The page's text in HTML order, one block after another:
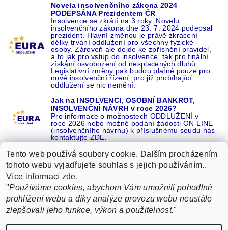
Novela insolvenčního zákona 2024
PODEPSÁNA Prezidentem ČR
Insolvence se zkrátí na 3 roky. Novelu
insolvenčního zákona dne 23. 7. 2024 podepsal
prezident. Hlavní změnou je právě zkrácení
délky trvání oddlužení pro všechny fyzické
osoby. Zároveň ale dojde ke zpřísnění pravidel,
a to jak pro vstup do insolvence, tak pro finální
získání osvobození od nesplacených dluhů.
Legislativní změny pak budou platné pouze pro
nové insolvenční řízení, pro již probíhající
oddlužení se nic nemění.
Jak na INSOLVENCI, OSOBNÍ BANKROT,
INSOLVENČNÍ NÁVRH v roce 2026?
Pro informace o možnostech ODDLUŽENÍ v
roce 2026 nebo možné podání žádosti ON-LINE
(insolvenčního návrhu) k příslušnému soudu nás
kontaktujte ZDE.
Recenze o NÁS na GOOGLE 16 let REFERENCÍ v celé ČR |
Recenze o NÁS na SEZNAMU |
ŽÁDEJTE život BEZ DLUHŮ nebo EXEKUCÍ ZDE
Tento web používá soubory cookie. Dalším procházením
tohoto webu vyjadřujete souhlas s jejich používáním..
Více informací zde.
"Používáme cookies, abychom Vám umožnili pohodlné
prohlížení webu a díky analýze provozu webu neustále
zlepšovali jeho funkce, výkon a použitelnost."